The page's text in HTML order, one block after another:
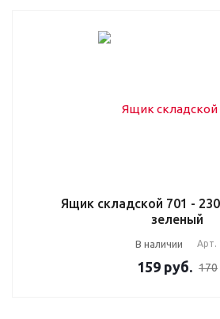
Ящик складской 701 -
зеленый
В наличии Арт.
159 руб. 170